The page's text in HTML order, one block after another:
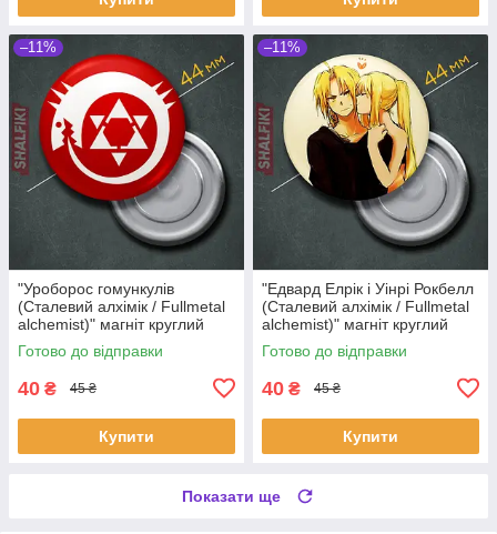
–11%
"Уроборос гомункулів
(Сталевий алхімік / Fullmetal
alchemist)" магніт круглий
Ø44 мм
Готово до відправки
40 ₴ 45 ₴
Купити
–11%
"Едвард Елрік і Уінрі Рокбелл
(Сталевий алхімік / Fullmetal
alchemist)" магніт круглий
Ø44 мм
Готово до відправки
40 ₴ 45 ₴
Купити
Показати ще